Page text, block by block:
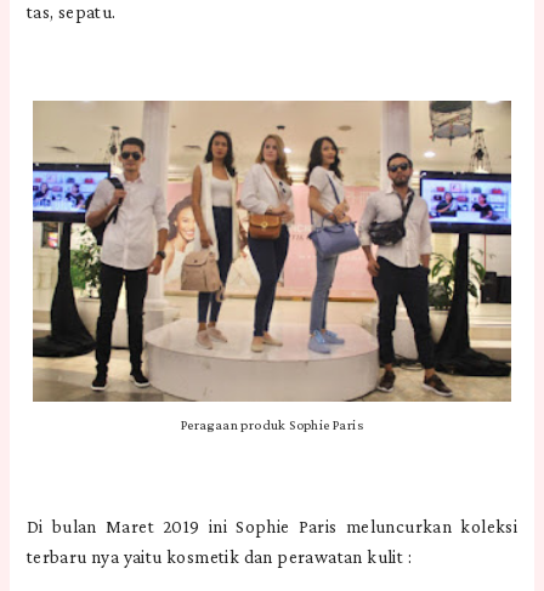
tas, sepatu.
Peragaan produk Sophie Paris
Di bulan Maret 2019 ini Sophie Paris meluncurkan koleksi
terbaru nya yaitu kosmetik dan perawatan kulit :